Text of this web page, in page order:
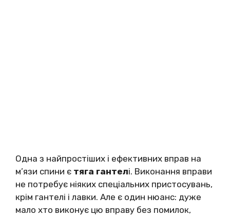
Одна з найпростіших і ефективних вправ на
м’язи спини є тяга гантелі. Виконання вправи
не потребує ніяких спеціальних пристосувань,
крім гантелі і лавки. Але є один нюанс: дуже
мало хто виконує цю вправу без помилок,